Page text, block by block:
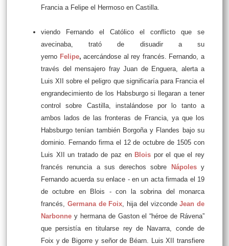
Francia a Felipe el Hermoso en Castilla.
viendo Fernando el Católico el conflicto que se
avecinaba, trató de disuadir a su
yerno Felipe,acercándose al rey francés. Fernando, a
través del mensajero fray Juan de Enguera, alerta a
Luis XII sobre el peligro que significaría para Francia el
engrandecimiento de los Habsburgo si llegaran a tener
control sobre Castilla, instalándose por lo tanto a
ambos lados de las fronteras de Francia, ya que los
Habsburgo tenían también Borgoña y Flandes bajo su
dominio. Fernando firma el 12 de octubre de 1505 con
Luis XII un tratado de paz en Blois por el que el rey
francés renuncia a sus derechos sobre
Nápoles y
Fernando acuerda su enlace - en un acta firmada el 19
de octubre en Blois - con la sobrina del monarca
francés, Germana de Foix, hija del vizcondeJean de
Narbonne y hermana de Gaston el “héroe de Rávena”
que persistía en titularse rey de Navarra, conde de
Foix y de Bigorre y señor de Béarn. Luis XII transfiere